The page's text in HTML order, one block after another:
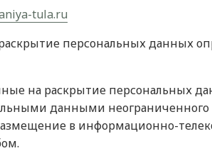
tula.ru
персональных данных
на раскрытие персональных
данными неограниченного
в информационно-